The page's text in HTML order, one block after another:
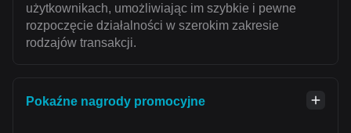
użytkownikach, umożliwiając im szybkie i pewne
rozpoczęcie działalności w szerokim zakresie
rodzajów transakcji.
Pokaźne nagrody promocyjne